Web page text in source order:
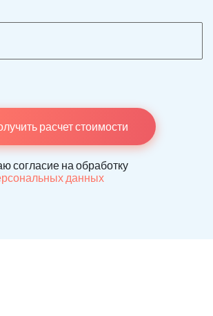
расчет стоимости
согласие на обработку
данных